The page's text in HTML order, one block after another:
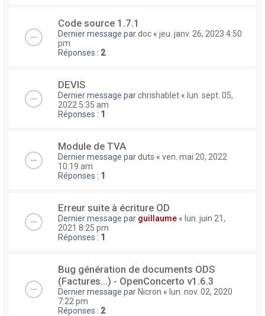
Code source 1.7.1
Dernier message pardoc « jeu. janv. 26, 2023 4:50
pm
Réponses : 2
DEVIS
Dernier message parchrishablet « lun. sept. 05,
2022 5:35 am
Réponses : 1
Module de TVA
Dernier message parduts « ven. mai 20, 2022
10:19 am
Réponses : 1
Erreur suite à écriture OD
Dernier message par guillaume « lun. juin 21,
2021 8:25 pm
Réponses : 1
Bug génération de documents ODS
(Factures...) - OpenConcerto v1.6.3
Dernier message parNicron « lun. nov. 02, 2020
7:22 pm
Réponses : 2